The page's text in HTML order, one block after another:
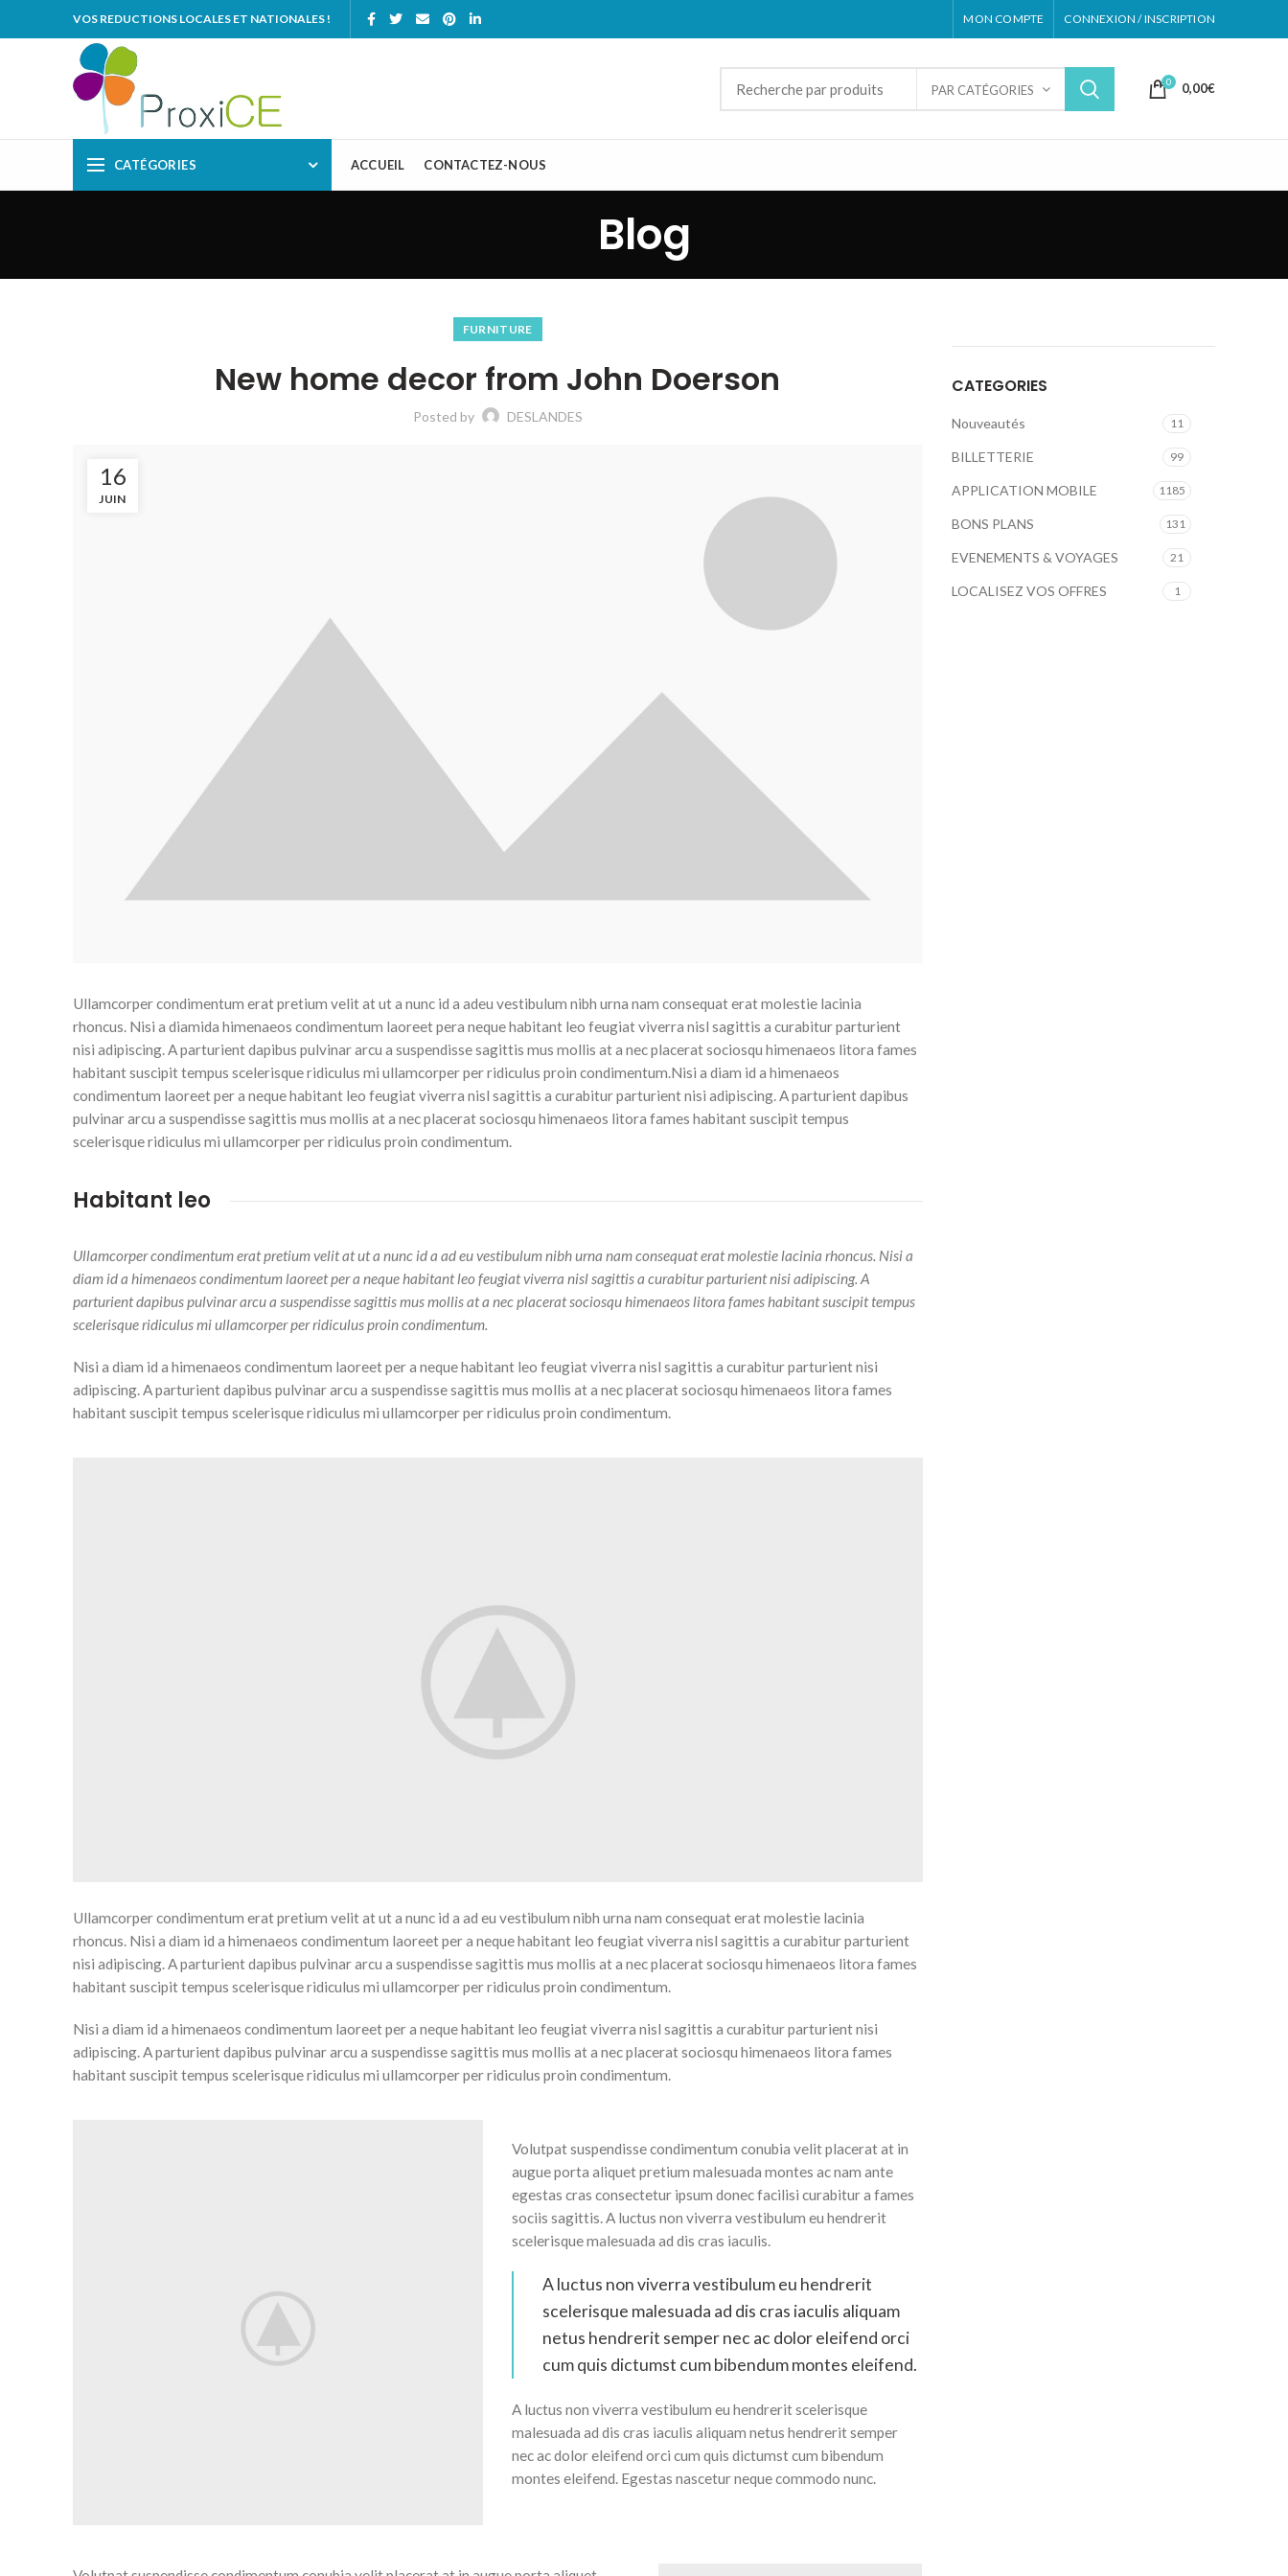
VOS REDUCTIONS LOCALES ET NATIONALES ! MON COMPTE CONNEXION / INSCRIPTION
PAR CATÉGORIES
0 0,00€
CATÉGORIES ACCUEIL CONTACTEZ-NOUS
Blog
FURNITURE
New home decor from John Doerson
Posted by DESLANDES
16
JUIN
Ullamcorper condimentum erat pretium velit at ut a nunc id a adeu vestibulum nibh urna nam consequat erat molestie lacinia
rhoncus. Nisi a diamida himenaeos condimentum laoreet pera neque habitant leo feugiat viverra nisl sagittis a curabitur parturient
nisi adipiscing. A parturient dapibus pulvinar arcu a suspendisse sagittis mus mollis at a nec placerat sociosqu himenaeos litora fames
habitant suscipit tempus scelerisque ridiculus mi ullamcorper per ridiculus proin condimentum.Nisi a diam id a himenaeos
condimentum laoreet per a neque habitant leo feugiat viverra nisl sagittis a curabitur parturient nisi adipiscing. A parturient dapibus
pulvinar arcu a suspendisse sagittis mus mollis at a nec placerat sociosqu himenaeos litora fames habitant suscipit tempus
scelerisque ridiculus mi ullamcorper per ridiculus proin condimentum.
Habitant leo
Ullamcorper condimentum erat pretium velit at ut a nunc id a ad eu vestibulum nibh urna nam consequat erat molestie lacinia rhoncus. Nisi a
diam id a himenaeos condimentum laoreet per a neque habitant leo feugiat viverra nisl sagittis a curabitur parturient nisi adipiscing. A
parturient dapibus pulvinar arcu a suspendisse sagittis mus mollis at a nec placerat sociosqu himenaeos litora fames habitant suscipit tempus
scelerisque ridiculus mi ullamcorper per ridiculus proin condimentum.
Nisi a diam id a himenaeos condimentum laoreet per a neque habitant leo feugiat viverra nisl sagittis a curabitur parturient nisi
adipiscing. A parturient dapibus pulvinar arcu a suspendisse sagittis mus mollis at a nec placerat sociosqu himenaeos litora fames
habitant suscipit tempus scelerisque ridiculus mi ullamcorper per ridiculus proin condimentum.
Ullamcorper condimentum erat pretium velit at ut a nunc id a ad eu vestibulum nibh urna nam consequat erat molestie lacinia
rhoncus. Nisi a diam id a himenaeos condimentum laoreet per a neque habitant leo feugiat viverra nisl sagittis a curabitur parturient
nisi adipiscing. A parturient dapibus pulvinar arcu a suspendisse sagittis mus mollis at a nec placerat sociosqu himenaeos litora fames
habitant suscipit tempus scelerisque ridiculus mi ullamcorper per ridiculus proin condimentum.
Nisi a diam id a himenaeos condimentum laoreet per a neque habitant leo feugiat viverra nisl sagittis a curabitur parturient nisi
adipiscing. A parturient dapibus pulvinar arcu a suspendisse sagittis mus mollis at a nec placerat sociosqu himenaeos litora fames
habitant suscipit tempus scelerisque ridiculus mi ullamcorper per ridiculus proin condimentum.
Volutpat suspendisse condimentum conubia velit placerat at in
augue porta aliquet pretium malesuada montes ac nam ante
egestas cras consectetur ipsum donec facilisi curabitur a fames
sociis sagittis. A luctus non viverra vestibulum eu hendrerit
scelerisque malesuada ad dis cras iaculis.
A luctus non viverra vestibulum eu hendrerit
scelerisque malesuada ad dis cras iaculis aliquam
netus hendrerit semper nec ac dolor eleifend orci
cum quis dictumst cum bibendum montes eleifend.
A luctus non viverra vestibulum eu hendrerit scelerisque
malesuada ad dis cras iaculis aliquam netus hendrerit semper
nec ac dolor eleifend orci cum quis dictumst cum bibendum
montes eleifend. Egestas nascetur neque commodo nunc.
CATEGORIES
Nouveautés 11
BILLETTERIE 99
APPLICATION MOBILE 1185
BONS PLANS 131
EVENEMENTS & VOYAGES 21
LOCALISEZ VOS OFFRES 1